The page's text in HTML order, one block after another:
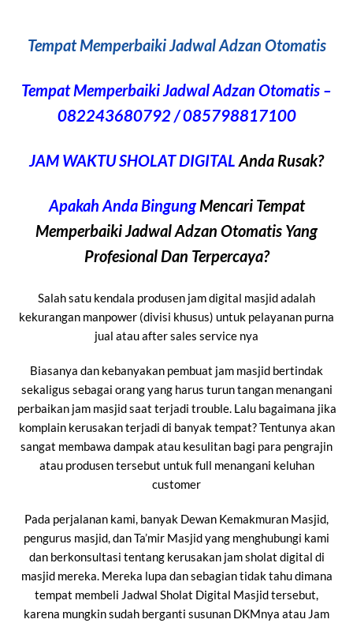
Tempat Memperbaiki Jadwal Adzan Otomatis
Tempat Memperbaiki Jadwal Adzan Otomatis –
082243680792 / 085798817100
JAM WAKTU SHOLAT DIGITAL Anda Rusak?
Apakah Anda BingungMencari Tempat
Memperbaiki Jadwal Adzan Otomatis Yang
Profesional Dan Terpercaya?
Salah satu kendala produsen jam digital masjid adalah
kekurangan manpower (divisi khusus) untuk pelayanan purna
jual atau after sales service nya
Biasanya dan kebanyakan pembuat jam masjid bertindak
sekaligus sebagai orang yang harus turun tangan menangani
perbaikan jam masjid saat terjadi trouble. Lalu bagaimana jika
komplain kerusakan terjadi di banyak tempat? Tentunya akan
sangat membawa dampak atau kesulitan bagi para pengrajin
atau produsen tersebut untuk full menangani keluhan
customer
Pada perjalanan kami, banyak Dewan Kemakmuran Masjid,
pengurus masjid, dan Ta’mir Masjid yang menghubungi kami
dan berkonsultasi tentang kerusakan jam sholat digital di
masjid mereka. Mereka lupa dan sebagian tidak tahu dimana
tempat membeli Jadwal Sholat Digital Masjid tersebut,
karena mungkin sudah berganti susunan DKMnya atau Jam